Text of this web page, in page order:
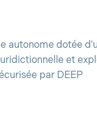
autonome dotée
et
par DEEP